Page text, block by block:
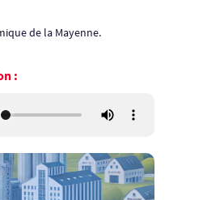
de la Mayenne.
: